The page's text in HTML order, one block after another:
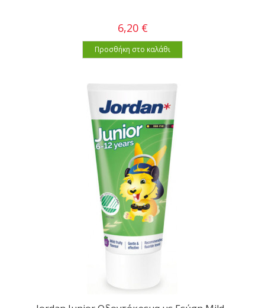
6,20 €
Προσθήκη στο καλάθι